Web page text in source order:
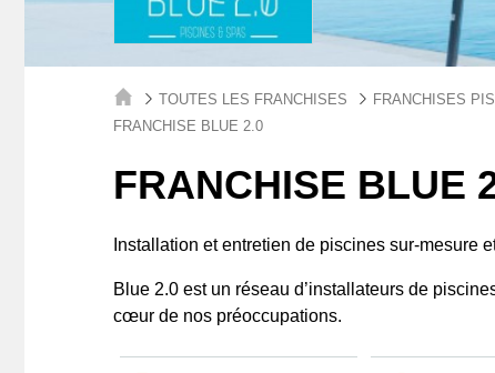
TOUTES LES FRANCHISES
FRANCHISES
FRANCHISE BLUE 2.0
FRANCHISE BLUE
Installation et entretien de piscines sur-mesure
Blue 2.0 est un réseau d’installateurs de
cœur de nos préoccupations.